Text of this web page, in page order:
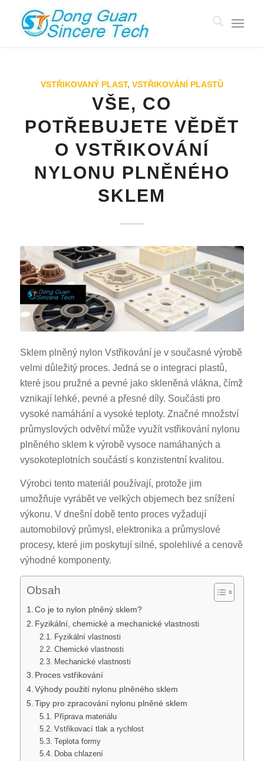
VSTŘIKOVANÝ PLAST, VSTŘIKOVÁNÍ PLASTŮ
VŠE, CO
POTŘEBUJETE VĚDĚT
O VSTŘIKOVÁNÍ
NYLONU PLNĚNÉHO
SKLEM
Sklem plněný nylon Vstřikování je v současné výrobě
velmi důležitý proces. Jedná se o integraci plastů,
které jsou pružné a pevné jako skleněná vlákna, čímž
vznikají lehké, pevné a přesné díly. Součásti pro
vysoké namáhání a vysoké teploty. Značné množství
průmyslových odvětví může využít vstřikování nylonu
plněného sklem k výrobě vysoce namáhaných a
vysokoteplotních součástí s konzistentní kvalitou.
Výrobci tento materiál používají, protože jim
umožňuje vyrábět ve velkých objemech bez snížení
výkonu. V dnešní době tento proces vyžadují
automobilový průmysl, elektronika a průmyslové
procesy, které jim poskytují silné, spolehlivé a cenově
výhodné komponenty.
Obsah
Co je to nylon plněný sklem?
Fyzikální, chemické a mechanické vlastnosti
Fyzikální vlastnosti
Chemické vlastnosti
Mechanické vlastnosti
Proces vstřikování
Výhody použití nylonu plněného sklem
Tipy pro zpracování nylonu plněné sklem
Příprava materiálu
Vstřikovací tlak a rychlost
Teplota formy
Doba chlazení